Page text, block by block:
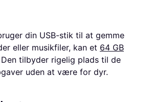
din USB-stik til at gemme
eller musikfiler, kan et 64 GB
tilbyder rigelig plads til de
uden at være for dyr.